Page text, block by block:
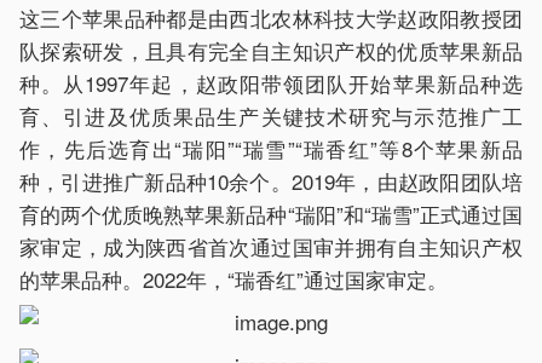
这三个苹果品种都是由西北农林科技大学赵政阳教授团
队探索研发，且具有完全自主知识产权的优质苹果新品
种。从1997年起，赵政阳带领团队开始苹果新品种选
育、引进及优质果品生产关键技术研究与示范推广工
作，先后选育出“瑞阳”“瑞雪”“瑞香红”等8个苹果新品
种，引进推广新品种10余个。2019年，由赵政阳团队培
育的两个优质晚熟苹果新品种“瑞阳”和“瑞雪”正式通过国
家审定，成为陕西省首次通过国审并拥有自主知识产权
的苹果品种。2022年，“瑞香红”通过国家审定。